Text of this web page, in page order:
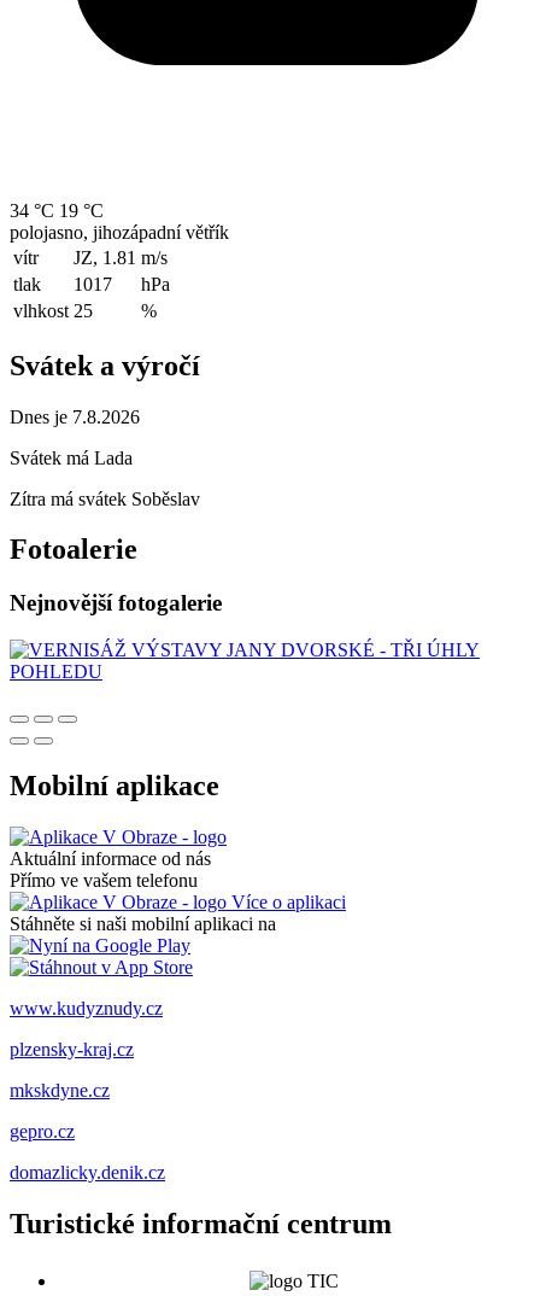
34 °C 19 °C
polojasno, jihozápadní větřík
vítr
JZ, 1.81 m/s
tlak
1017
hPa
vlhkost 25 %
Svátek a výročí
Dnes je 7.8.2026
Svátek má Lada
Zítra má svátek Soběslav
Fotoalerie
Nejnovější fotogalerie
Mobilní aplikace
Aktuální informace od nás
Přímo ve vašem telefonu
Více o aplikaci
Stáhněte si naši mobilní aplikaci na
www.kudyznudy.cz
plzensky-kraj.cz
mkskdyne.cz
gepro.cz
domazlicky.denik.cz
Turistické informační centrum